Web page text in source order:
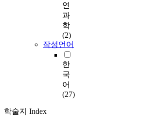
연
과
학
(2)
작성언어
한
국
어
(27)
학술지 Index